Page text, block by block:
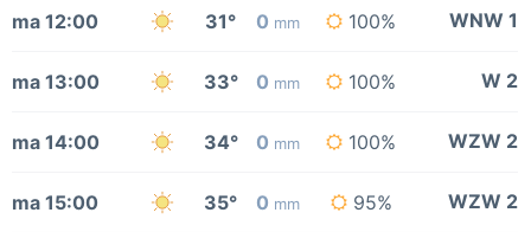
ma 12:00 31° 0 mm 100% WNW 1
ma 13:00 33° 0 mm 100% W 2
ma 14:00 34° 0 mm 100% WZW 2
ma 15:00 35° 0 mm 95% WZW 2